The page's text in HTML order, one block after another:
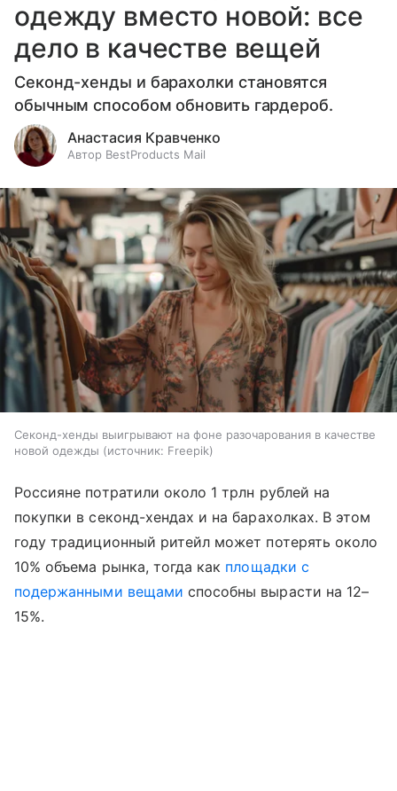
одежду вместо новой: все
дело в качестве вещей
Секонд-хенды и барахолки становятся
обычным способом обновить гардероб.
Анастасия Кравченко
Автор BestProducts Mail
Секонд-хенды выигрывают на фоне разочарования в качестве
новой одежды
источник: Freepik
Россияне потратили около 1 трлн рублей на
покупки в секонд-хендах и на барахолках. В этом
году традиционный ритейл может потерять около
10% объема рынка, тогда как площадки с
подержанными вещами способны вырасти на 12–
15%.